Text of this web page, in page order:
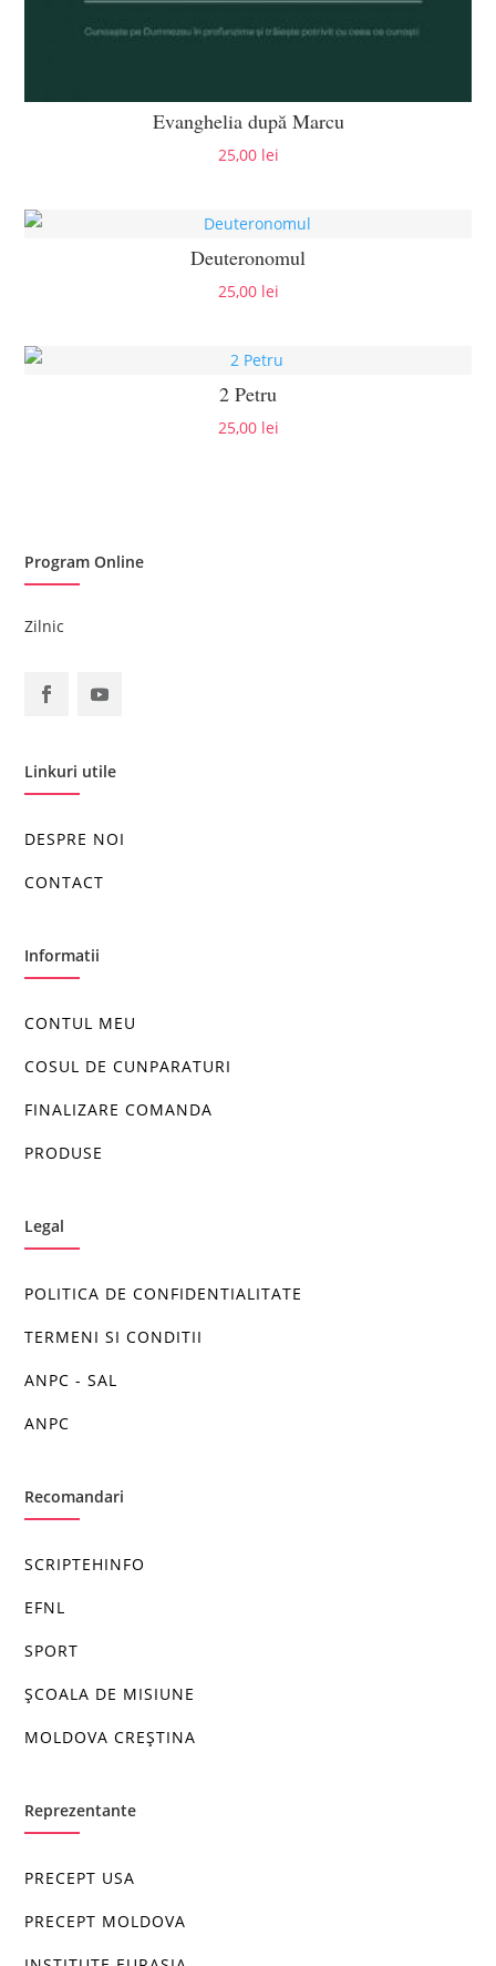
Evanghelia după Marcu
25,00 lei
Deuteronomul
25,00 lei
2 Petru
25,00 lei
Program Online
Zilnic
Linkuri utile
DESPRE NOI
CONTACT
Informatii
CONTUL MEU
COSUL DE CUNPARATURI
FINALIZARE COMANDA
PRODUSE
Legal
POLITICA DE CONFIDENTIALITATE
TERMENI SI CONDITII
ANPC - SAL
ANPC
Recomandari
SCRIPTEHINFO
EFNL
SPORT
ȘCOALA DE MISIUNE
MOLDOVA CREȘTINA
Reprezentante
PRECEPT USA
PRECEPT MOLDOVA